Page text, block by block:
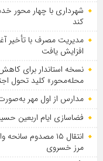
شهرداری با چهار محور
کند
مدیریت مصرف با تأخیر
افزایش یافت
نسخه استاندار برای
محله‌محور» کلید تحول
مدارس از اول مهر
فضاسازی ایام اربعین
انتقال ۱۵ مصدوم
مرز خسروی